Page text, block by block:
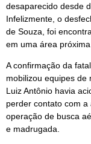
desaparecido desde
Infelizmente, o
de Souza, foi
em uma área
A confirmação da
mobilizou equipes de
Luiz Antônio havia
perder contato com
operação de busca
e madrugada.